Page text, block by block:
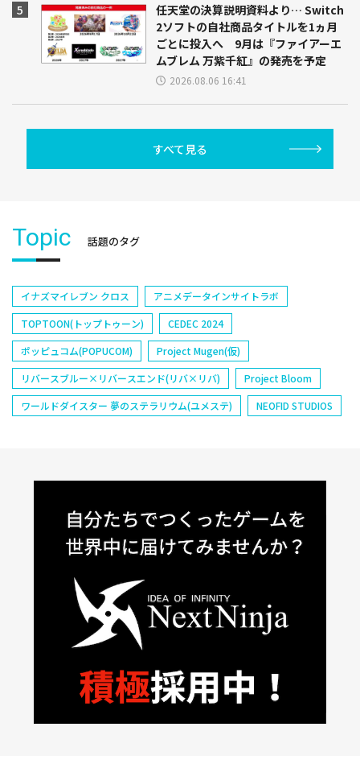
任天堂の決算説明資料より… Switch
2ソフトの自社商品タイトルを1ヵ月
ごとに投入へ 9月は『ファイアーエ
ムブレム 万紫千紅』の発売を予定
2026.08.06 16:41
すべて見る
Topic 話題のタグ
イナズマイレブン クロス
アニメデータインサイトラボ
TOPTOON(トップトゥーン)
CEDEC 2024
ポッピュコム(POPUCOM)
Project Mugen(仮)
リバースブルー×リバースエンド(リバ×リバ)
Project Bloom
ワールドダイスター 夢のステラリウム(ユメステ)
NEOFID STUDIOS